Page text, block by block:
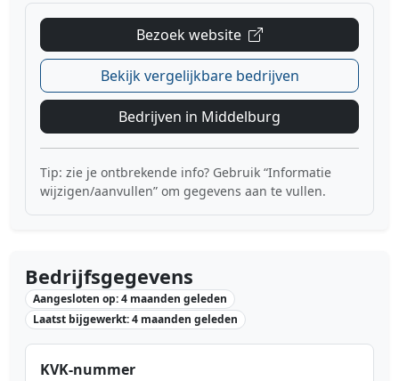
Bezoek website
Bekijk vergelijkbare bedrijven
Bedrijven in Middelburg
Tip: zie je ontbrekende info? Gebruik “Informatie
wijzigen/aanvullen” om gegevens aan te vullen.
Bedrijfsgegevens
Aangesloten op: 4 maanden geleden
Laatst bijgewerkt: 4 maanden geleden
KVK-nummer